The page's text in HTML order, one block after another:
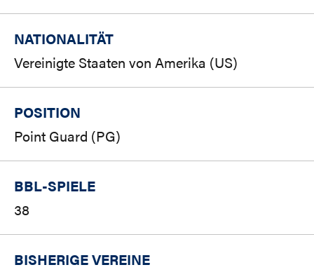
NATIONALITÄT
Vereinigte Staaten von Amerika (US)
POSITION
Point Guard (PG)
BBL-SPIELE
38
BISHERIGE VEREINE